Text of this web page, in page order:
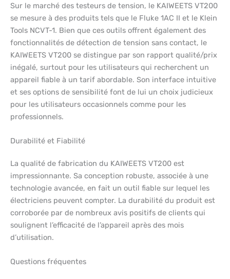
Sur le marché des testeurs de tension, le KAIWEETS VT200
se mesure à des produits tels que le Fluke 1AC II et le Klein
Tools NCVT-1. Bien que ces outils offrent également des
fonctionnalités de détection de tension sans contact, le
KAIWEETS VT200 se distingue par son rapport qualité/prix
inégalé, surtout pour les utilisateurs qui recherchent un
appareil fiable à un tarif abordable. Son interface intuitive
et ses options de sensibilité font de lui un choix judicieux
pour les utilisateurs occasionnels comme pour les
professionnels.
Durabilité et Fiabilité
La qualité de fabrication du KAIWEETS VT200 est
impressionnante. Sa conception robuste, associée à une
technologie avancée, en fait un outil fiable sur lequel les
électriciens peuvent compter. La durabilité du produit est
corroborée par de nombreux avis positifs de clients qui
soulignent l’efficacité de l’appareil après des mois
d’utilisation.
Questions fréquentes